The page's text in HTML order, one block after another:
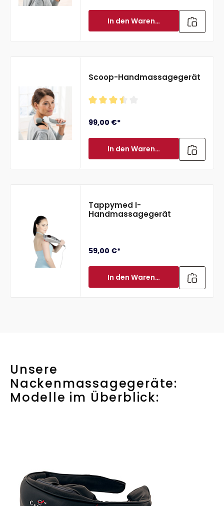
In den Warenkorb
Scoop-Handmassagegerät
99,00 €*
In den Warenkorb
Tappymed I-
Handmassagegerät
59,00 €*
In den Warenkorb
Unsere
Nackenmassagegeräte:
Modelle im Überblick: